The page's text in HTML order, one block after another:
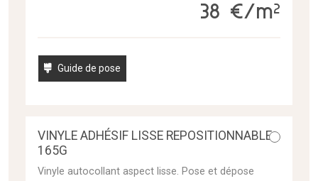
38 €/m²
Guide de pose
VINYLE ADHÉSIF LISSE REPOSITIONNABLE
165G
Vinyle autocollant aspect lisse. Pose et dépose